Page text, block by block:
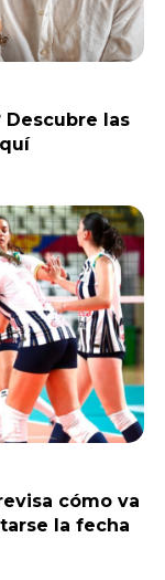
Descubre las
cómo va
la fecha